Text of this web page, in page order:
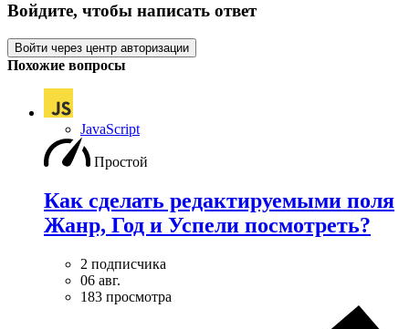
Войдите, чтобы написать ответ
Войти через центр авторизации
Похожие вопросы
JavaScript
Простой
Как сделать редактируемыми поля
Жанр, Год и Успели посмотреть?
2 подписчика
06 авг.
183 просмотра